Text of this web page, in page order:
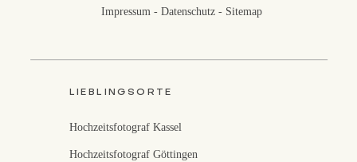
LIEBLINGSORTE
Hochzeitsfotograf Kassel
Hochzeitsfotograf Göttingen
Impressum -Datenschutz - Sitemap